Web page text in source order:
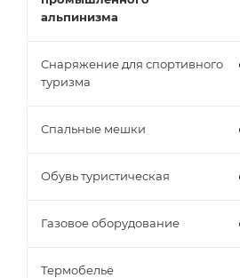
альпинизма
Снаряжение для спортивного
туризма
Спальные мешки
Обувь туристическая
Газовое оборудование
Термобельё